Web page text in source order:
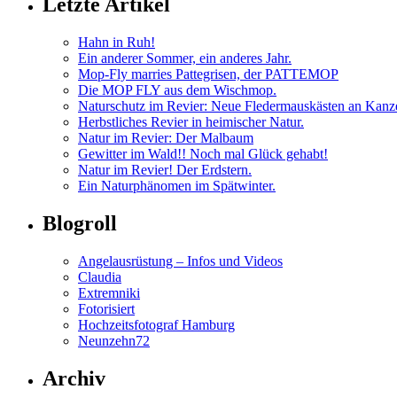
Hahn in Ruh!
Ein anderer Sommer, ein anderes Jahr.
Mop-Fly marries Pattegrisen, der PATTEMOP
Die MOP FLY aus dem Wischmop.
Naturschutz im Revier: Neue Fledermauskästen an
Herbstliches Revier in heimischer Natur.
Natur im Revier: Der Malbaum
Gewitter im Wald!! Noch mal Glück gehabt!
Natur im Revier! Der Erdstern.
Ein Naturphänomen im Spätwinter.
Blogroll
Angelausrüstung – Infos und Videos
Claudia
Extremniki
Fotorisiert
Hochzeitsfotograf Hamburg
Neunzehn72
Archiv